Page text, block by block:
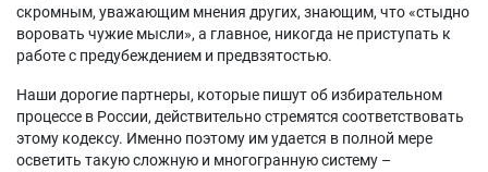
скромным, уважающим мнения других, знающим, что «стыдно
воровать чужие мысли», а главное, никогда не приступать к
работе с предубеждением и предвзятостью.
Наши дорогие партнеры, которые пишут об избирательном
процессе в России, действительно стремятся соответствовать
этому кодексу. Именно поэтому им удается в полной мере
осветить такую сложную и многогранную систему –